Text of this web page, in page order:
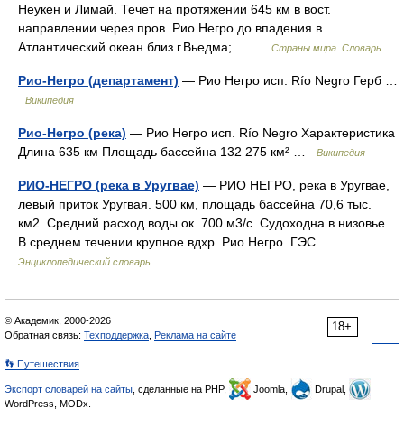
Неукен и Лимай. Течет на протяжении 645 км в вост.
направлении через пров. Рио Негро до впадения в
Атлантический океан близ г.Вьедма;… …
Страны мира. Словарь
Рио-Негро (департамент) — Рио Негро исп. Río Negro Герб …
Википедия
Рио-Негро (река) — Рио Негро исп. Río Negro Характеристика
Длина 635 км Площадь бассейна 132 275 км² …
Википедия
РИО-НЕГРО (река в Уругвае) — РИО НЕГРО, река в Уругвае,
левый приток Уругвая. 500 км, площадь бассейна 70,6 тыс.
км2. Средний расход воды ок. 700 м3/с. Судоходна в низовье.
В среднем течении крупное вдхр. Рио Негро. ГЭС …
Энциклопедический словарь
18+
© Академик, 2000-2026
Обратная связь: Техподдержка Реклама на сайте
👣 Путешествия
Экспорт словарей на сайты , сделанные на PHP, Joomla,
Drupal,
WordPress, MODx.